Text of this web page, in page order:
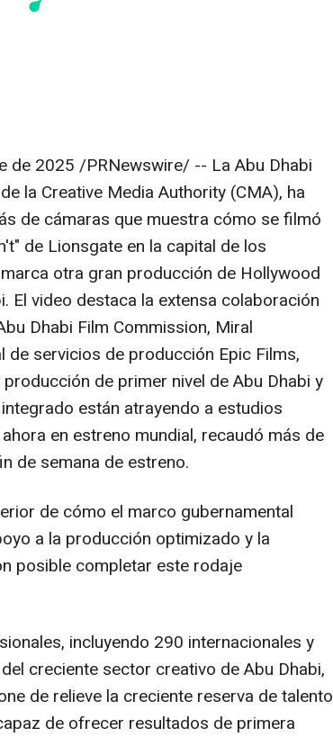
de 2025 /PRNewswire/ -- La Abu Dhabi
la Creative Media Authority (CMA), ha
de cámaras que muestra cómo se filmó
de Lionsgate en la capital de los
otra gran producción de Hollywood
. El video destaca la extensa colaboración
Dhabi Film Commission, Miral
de servicios de producción Epic Films,
de primer nivel deAbu Dhabi y
están atrayendo a estudios
en estreno mundial, recaudó más de
de semana de estreno.
de cómo el marco gubernamental
a la producción optimizado y la
posible completar este rodaje
incluyendo 290 internacionales y
creciente sector creativo deAbu Dhabi,
de relieve la creciente reserva de talento
de ofrecer resultados de primera